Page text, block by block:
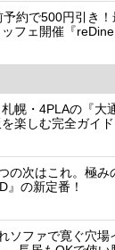
約で500円引き
フェ開催『reDine
札幌・4PLAの『大
楽しむ完全ガイド
の次はこれ。極み
』の新定番！
ソファで寛ぐ穴場